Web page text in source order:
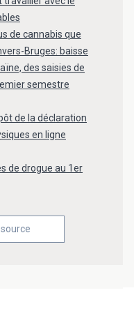
de cannabis que
Bruges: baisse
des saisies de
semestre
de la déclaration
en ligne
de drogue au 1er